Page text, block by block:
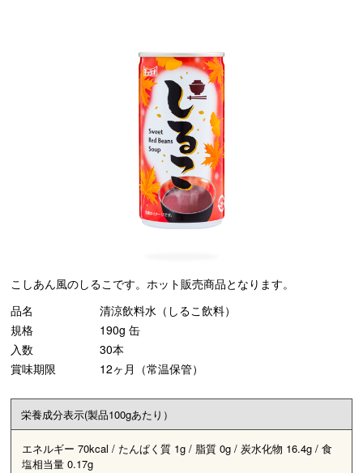
こしあん風のしるこです。ホット販売商品となります。
品名
清涼飲料水（しるこ飲料）
規格
190g 缶
入数
30本
賞味期限
12ヶ月（常温保管）
栄養成分表示(製品100gあたり）
エネルギー 70kcal / たんぱく質 1g / 脂質 0g / 炭水化物 16.4g / 食
塩相当量 0.17g